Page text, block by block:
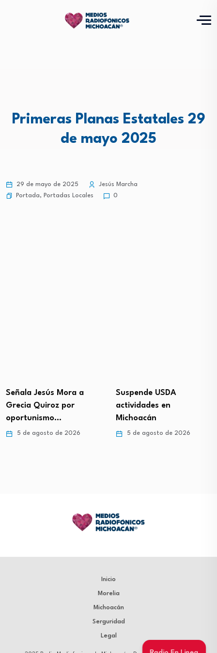
Primeras Planas Estatales 29
de mayo 2025
29 de mayo de 2025
Jesús Marcha
Portada, Portadas Locales 0
Señala Jesús Mora a
Grecia Quiroz por
oportunismo…
5 de agosto de 2026
Suspende USDA
actividades en
Michoacán
5 de agosto de 2026
Inicio
Morelia
Michoacán
Serguridad
Legal